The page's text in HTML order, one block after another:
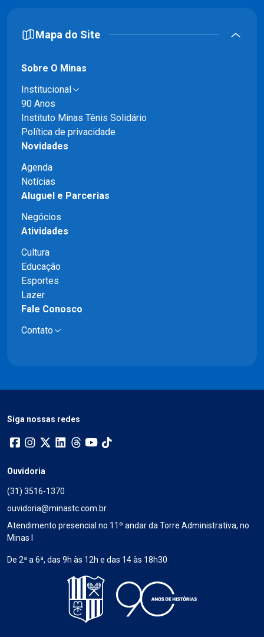
Mapa do Site
Sobre O Minas
Institucional
90 Anos
Instituto Minas Tênis Solidário
Política de privacidade
Novidades
Agenda
Notícias
Aluguel e Parcerias
Negócios
Atividades
Cultura
Educação
Esportes
Lazer
Fale Conosco
Contato
Siga nossas redes
Ouvidoria
(31) 3516-1370
ouvidoria@minastc.com.br
Atendimento presencial no 11º andar da Torre Administrativa, no
Minas I
De 2ª a 6ª, das 9h às 12h e das 14 às 18h30